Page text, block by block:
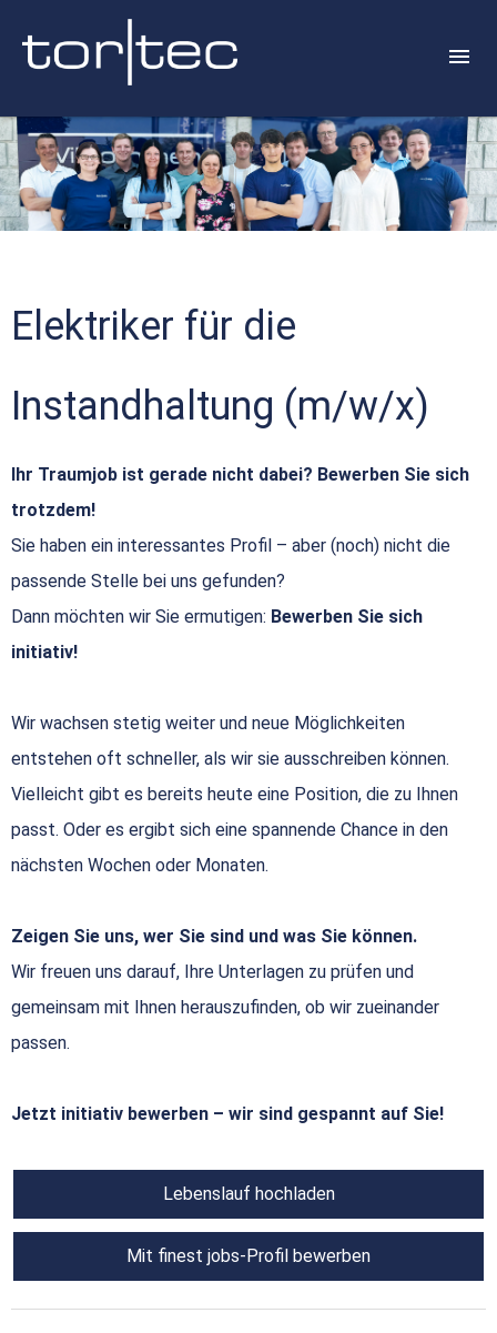
Elektriker für die
Instandhaltung (m/w/x)
Ihr Traumjob ist gerade nicht dabei? Bewerben Sie sich
trotzdem!
Sie haben ein interessantes Profil – aber (noch) nicht die
passende Stelle bei uns gefunden?
Dann möchten wir Sie ermutigen: Bewerben Sie sich
initiativ!
Wir wachsen stetig weiter und neue Möglichkeiten
entstehen oft schneller, als wir sie ausschreiben können.
Vielleicht gibt es bereits heute eine Position, die zu Ihnen
passt. Oder es ergibt sich eine spannende Chance in den
nächsten Wochen oder Monaten.
Zeigen Sie uns, wer Sie sind und was Sie können.
Wir freuen uns darauf, Ihre Unterlagen zu prüfen und
gemeinsam mit Ihnen herauszufinden, ob wir zueinander
passen.
Jetzt initiativ bewerben – wir sind gespannt auf Sie!
Lebenslauf hochladen
Mit finest jobs-Profil bewerben